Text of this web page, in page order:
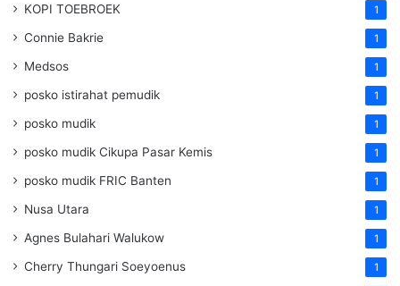
KOPI TOEBROEK 1
Connie Bakrie 1
Medsos 1
posko istirahat pemudik 1
posko mudik 1
posko mudik Cikupa Pasar Kemis 1
posko mudik FRIC Banten 1
Nusa Utara 1
Agnes Bulahari Walukow 1
Cherry Thungari Soeyoenus 1